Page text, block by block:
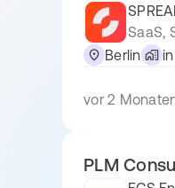
SaaS,
Berlin
vor 2
PLM